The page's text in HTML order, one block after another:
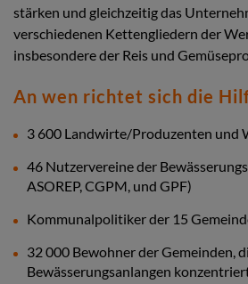
stärken und gleichzeitig das
verschiedenen Kettengliedern der
insbesondere der Reis und
An wen richtet sich die
3 600 Landwirte/Produzenten und
46 Nutzervereine der
ASOREP, CGPM, und GPF)
Kommunalpolitiker der 15
32 000 Bewohner der Gemeinden,
Bewässerungsanlangen